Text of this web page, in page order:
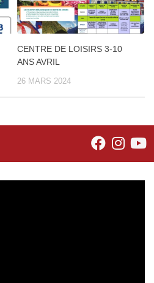
CENTRE DE LOISIRS 3-10
ANS AVRIL
26 MARS 2024